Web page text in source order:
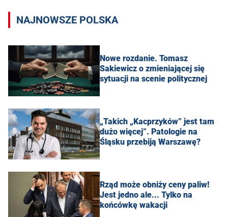
NAJNOWSZE POLSKA
Nowe rozdanie. Tomasz
Sakiewicz o zmieniającej się
sytuacji na scenie politycznej
„Takich „Kacprzyków” jest tam
dużo więcej”. Patologie na
Śląsku przebiją Warszawę?
Rząd może obniży ceny paliw!
Jest jedno ale... Tylko na
końcówkę wakacji